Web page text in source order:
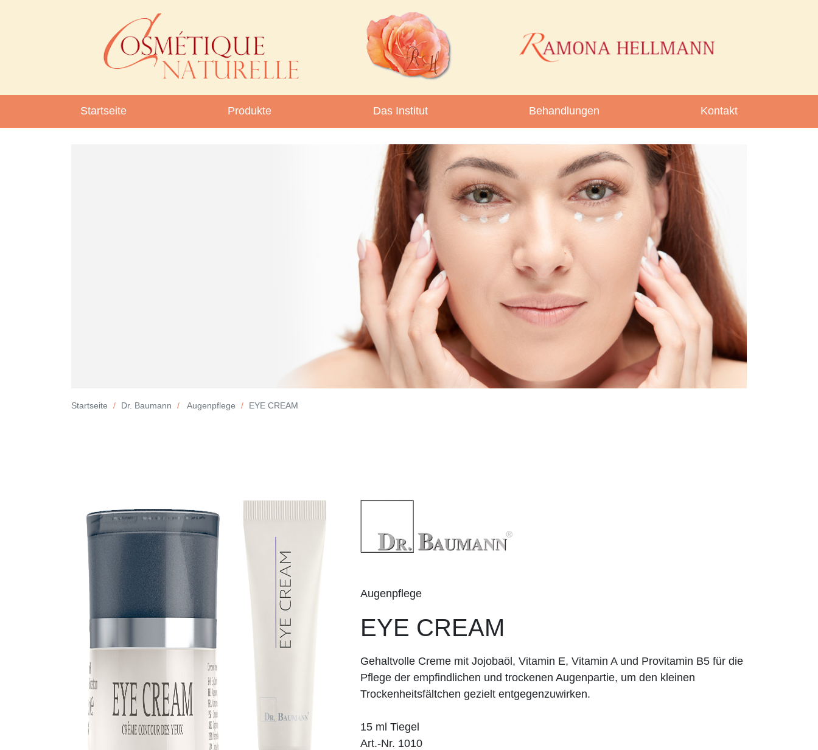
Startseite Produkte Das Institut Behandlungen Kontakt
Startseite Dr. Baumann Augenpflege EYE CREAM
Augenpflege
EYE CREAM
Gehaltvolle Creme mit Jojobaöl, Vitamin E, Vitamin A und Provitamin B5 für die
Pflege der empfind­lichen und trockenen Augenpartie, um den kleinen
Trockenheitsfältchen gezielt entgegenzuwirken.
15 ml Tiegel
Art.-Nr. 1010